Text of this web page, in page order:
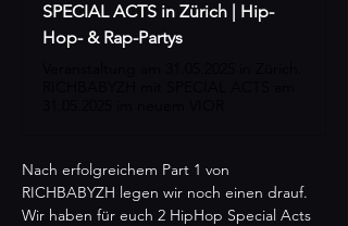
SPECIAL ACTS in Zürich | Hip-
Hop- & Rap-Partys
Nach erfolgreichem Part 1 von
RICHBABYZH legen wir noch einen drauf.
Wir haben für euch 2 HipHop Special Acts